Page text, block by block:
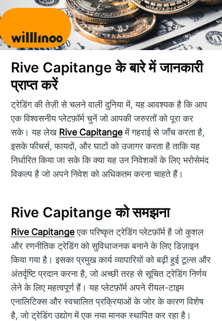
Rive Capitange के बारे में जानकारी
प्राप्त करें
ट्रेडिंग की तेज़ी से चलने वाली दुनिया में, यह आवश्यक है कि आप
एक विश्वसनीय प्लेटफ़ॉर्म चुनें जो आपकी जरुरतों को पूरा कर
सके। यह लेख Rive Capitangeमें गहराई से जाँच करता है,
इसके फीचर्स, फायदों, और घाटों को उजागर करता है ताकि यह
निर्धारित किया जा सके कि क्या यह उन निवेशकों के लिए भरोसेमंद
विकल्प है जो अपने निवेश को अधिकतम करना चाहते हैं।
Rive Capitange को समझना
Rive Capitangeएक परिष्कृत ट्रेडिंग प्लेटफ़ॉर्म है जो कुशल
और रणनीतिक ट्रेडिंग को सुविधाजनक बनाने के लिए डिज़ाइन
किया गया है। इसका प्रमुख कार्य व्यापारियों को बढ़ी हुई टूल्स और
अंतर्दृष्टि प्रदान करना है, जो अच्छी तरह से सूचित ट्रेडिंग निर्णय
लेने के लिए महत्वपूर्ण हैं। यह प्लेटफ़ॉर्म अपने रीयल-टाइम
एनालिटिक्स और स्वचालित प्रक्रियाओं के जोर के कारण विशेष
है, जो ट्रेडिंग उद्योग में एक नया मानक स्थापित कर रहा है।